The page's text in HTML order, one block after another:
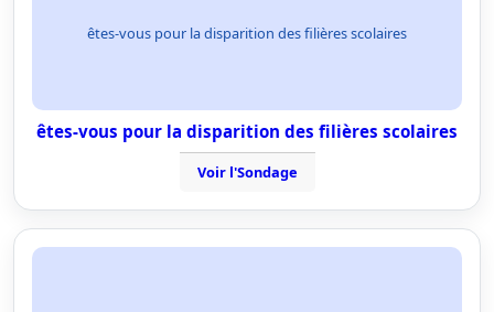
êtes-vous pour la disparition des filières scolaires
êtes-vous pour la disparition des filières scolaires
Voir l'Sondage